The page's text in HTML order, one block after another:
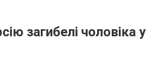
загибелі чоловіка у